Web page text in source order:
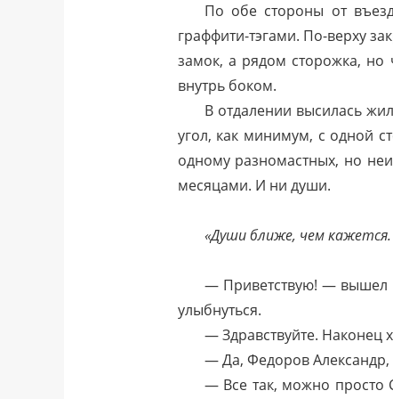
По обе стороны от
граффити-тэгами. По-верху
замок, а рядом сторожка, но
внутрь боком.
В отдалении высилась
угол, как минимум, с одной
одному разномастных, но
месяцами. И ни души.
«Души ближе, чем
— Приветствую! — вышел
улыбнуться.
— Здравствуйте. Наконец
— Да, Федоров Александр,
— Все так, можно просто